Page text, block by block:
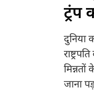
ट्रंप
दुनिया
जाना